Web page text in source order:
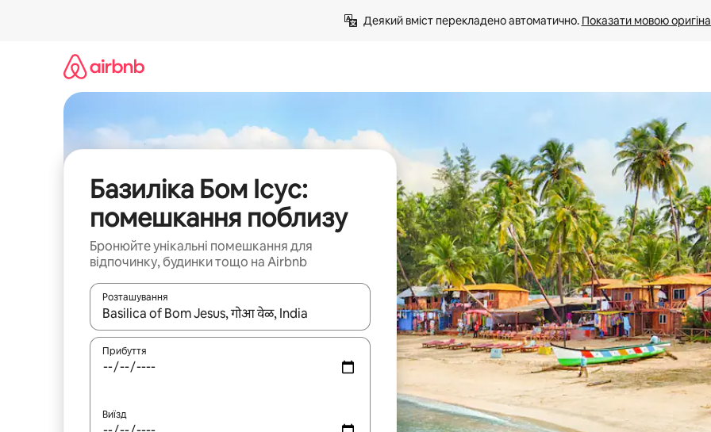
Деякий вміст перекладено автоматично. Показати мовою
Базиліка Бом Ісус:
помешкання поблизу
Бронюйте унікальні помешкання для
відпочинку, будинки тощо на Airbnb
Розташування
Отримавши результати пошуку, використовуйте для навігації сторінкою клавіші зі стрілками вгору та вниз або
Прибуття
Виїзд